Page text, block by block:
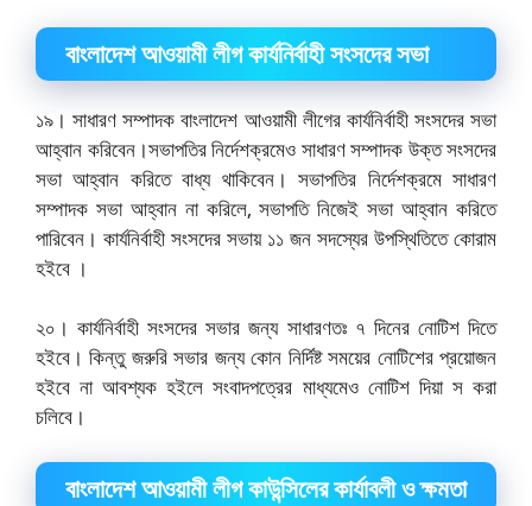
বাংলাদেশ আওয়ামী লীগ কার্যনির্বাহী সংসদের সভা
১৯। সাধারণ সম্পাদক বাংলাদেশ আওয়ামী লীগের কার্যনির্বাহী সংসদের সভা
আহ্বান করিবেন।সভাপতির নির্দেশক্রমেও সাধারণ সম্পাদক উক্ত সংসদের
সভা আহ্বান করিতে বাধ্য থাকিবেন। সভাপতির নির্দেশক্রমে সাধারণ
সম্পাদক সভা আহ্বান না করিলে, সভাপতি নিজেই সভা আহ্বান করিতে
পারিবেন। কার্যনির্বাহী সংসদের সভায় ১১ জন সদস্যের উপস্থিতিতে কোরাম
হইবে ।
২০। কার্যনির্বাহী সংসদের সভার জন্য সাধারণতঃ ৭ দিনের নোটিশ দিতে
হইবে। কিন্তু জরুরি সভার জন্য কোন নির্দিষ্ট সময়ের নোটিশের প্রয়োজন
হইবে না আবশ্যক হইলে সংবাদপত্রের মাধ্যমেও নোটিশ দিয়া স করা
চলিবে।
বাংলাদেশ আওয়ামী লীগ কাউন্সিলের কার্যাবলী ও ক্ষমতা